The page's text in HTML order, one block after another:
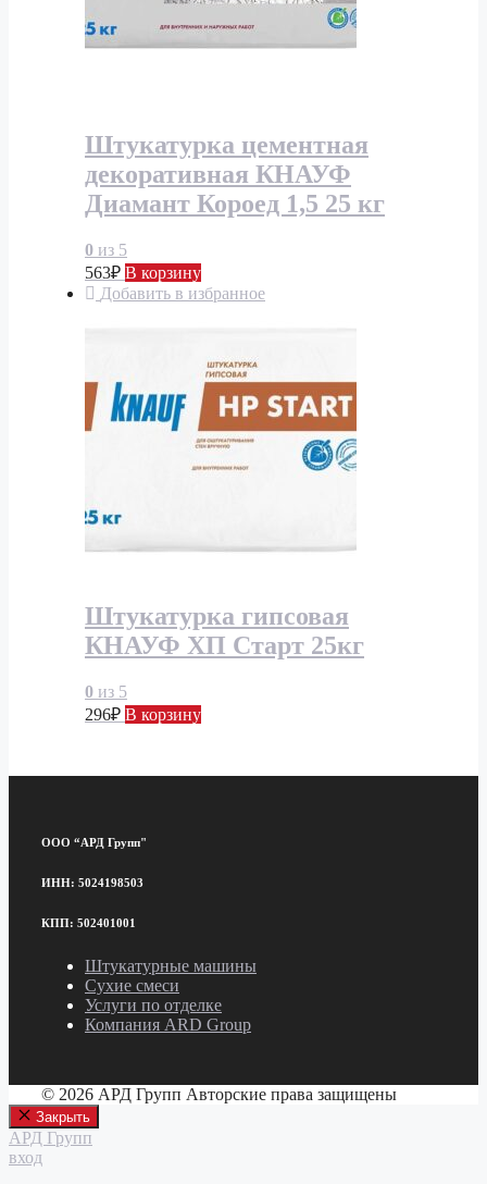
Штукатурка цементная
декоративная КНАУФ
Диамант Короед 1,5 25 кг
0 из 5
563₽ В корзину
Добавить в избранное
Штукатурка гипсовая
КНАУФ ХП Старт 25кг
0 из 5
296₽ В корзину
ООО “АРД Групп"
ИНН: 5024198503
КПП: 502401001
Штукатурные машины
Сухие смеси
Услуги по отделке
Компания ARD Group
© 2026 АРД Групп Авторские права защищены
Закрыть
АРД Групп
вход